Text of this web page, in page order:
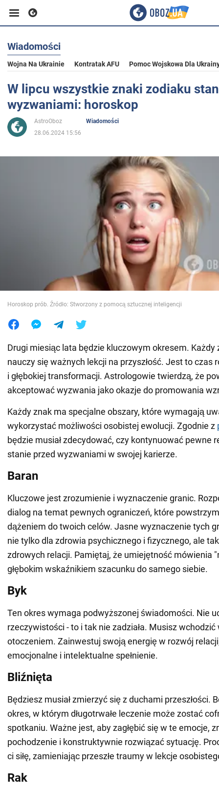
Biznes
Sport
Rozrywka
Jedzenie
Wiadomości
Wojna Na Ukrainie Kontratak AFU Pomoc Wojskowa Dla
W lipcu wszystkie znaki zodiaku
wyzwaniami: horoskop
AstroOboz
Wiadomości
28.06.2024 15:56
Horoskop prób. Źródło: Stworzony z pomocą sztucznej inteligencji
Drugi miesiąc lata będzie kluczowym okresem. Każdy
nauczy się ważnych lekcji na przyszłość. Jest to czas
i głębokiej transformacji. Astrologowie twierdzą, że
akceptować wyzwania jako okazje do promowania
Każdy znak ma specjalne obszary, które wymagają
wykorzystać możliwości osobistej ewolucji. Zgodnie z
będzie musiał zdecydować, czy kontynuować pewne
stanie przed wyzwaniami w swojej karierze.
Baran
Kluczowe jest zrozumienie i wyznaczenie granic.
dialog na temat pewnych ograniczeń, które
dążeniem do twoich celów. Jasne wyznaczenie tych
nie tylko dla zdrowia psychicznego i fizycznego, ale
zdrowych relacji. Pamiętaj, że umiejętność mówienia
głębokim wskaźnikiem szacunku do samego siebie.
Byk
Ten okres wymaga podwyższonej świadomości. Nie
rzeczywistości - to i tak nie zadziała. Musisz
otoczeniem. Zainwestuj swoją energię w rozwój
emocjonalne i intelektualne spełnienie.
Bliźnięta
Będziesz musiał zmierzyć się z duchami przeszłości.
okres, w którym długotrwałe leczenie może zostać
spotkaniu. Ważne jest, aby zagłębić się w te emocje,
pochodzenie i konstruktywnie rozwiązać sytuację.
ci siłę, zamieniając przeszłe traumy w lekcje
Rak